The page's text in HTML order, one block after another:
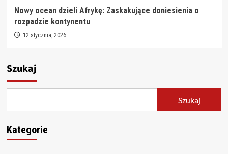
Nowy ocean dzieli Afrykę: Zaskakujące doniesienia o
rozpadzie kontynentu
12 stycznia, 2026
Szukaj
Szukaj
Kategorie